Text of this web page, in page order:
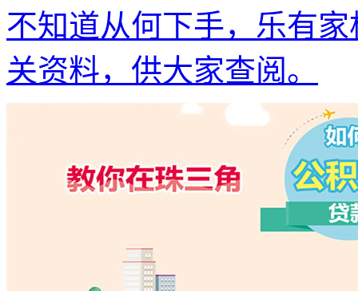
不知道从何下手，乐有
关资料，供大家查阅。